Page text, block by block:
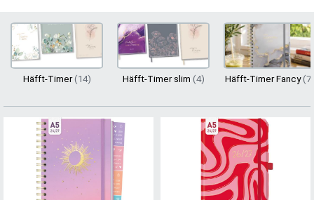
Häfft-Timer (14) Häfft-Timer slim (4) Häfft-Timer Fancy (7)